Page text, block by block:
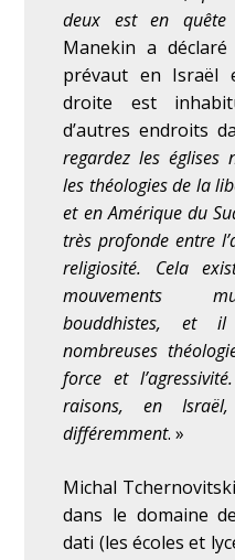
deux est en quête
Manekin a déclaré
prévaut en Israël
droite est
d’autres endroits
regardez les églises
les théologies de la
et en Amérique du
très profonde entre
religiosité. Cela
mouvements
bouddhistes, et
nombreuses
force et
raisons, en
différemment. »
Michal
dans le domaine
dati (les écoles et